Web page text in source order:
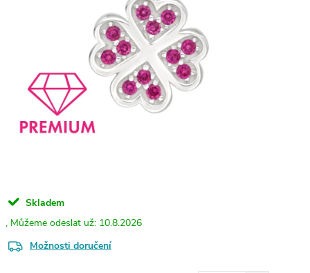
Skladem
10.8.2026
Možnosti doručení